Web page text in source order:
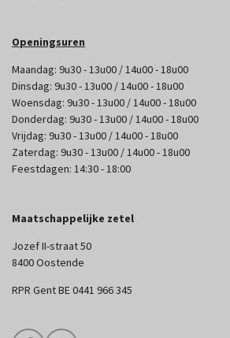
Openingsuren
Maandag: 9u30 - 13u00 / 14u00 - 18u00
Dinsdag: 9u30 - 13u00 / 14u00 - 18u00
Woensdag: 9u30 - 13u00 / 14u00 - 18u00
Donderdag: 9u30 - 13u00 / 14u00 - 18u00
Vrijdag: 9u30 - 13u00 / 14u00 - 18u00
Zaterdag: 9u30 - 13u00 / 14u00 - 18u00
Feestdagen: 14:30 - 18:00
Maatschappelijke zetel
Jozef II-straat 50
8400 Oostende
RPR Gent BE 0441 966 345